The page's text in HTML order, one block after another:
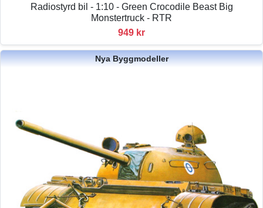
Radiostyrd bil - 1:10 - Green Crocodile Beast Big
Monstertruck - RTR
949 kr
Nya Byggmodeller